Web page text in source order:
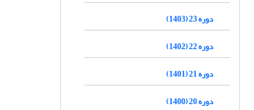
دوره 23 (1403)
دوره 22 (1402)
دوره 21 (1401)
دوره 20 (1400)